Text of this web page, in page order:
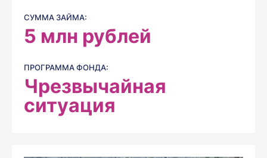
СУММА ЗАЙМА:
5 млн рублей
ПРОГРАММА ФОНДА:
Чрезвычайная
ситуация